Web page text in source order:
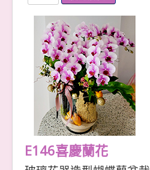
E146喜慶蘭花